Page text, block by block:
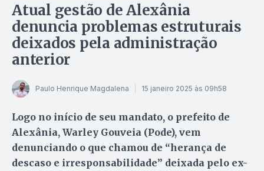
Atual gestão de Alexânia
denuncia problemas estruturais
deixados pela administração
anterior
Paulo Henrique Magdalena 15 janeiro 2025 às 09h58
Logo no início de seu mandato, o prefeito de
Alexânia, Warley Gouveia (Pode), vem
denunciando o que chamou de “herança de
descaso e irresponsabilidade” deixada pelo ex-